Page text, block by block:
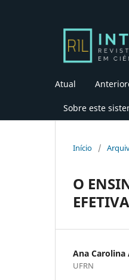
Atual
Sobre este
Início /
O
Ana Carolina
UFRN